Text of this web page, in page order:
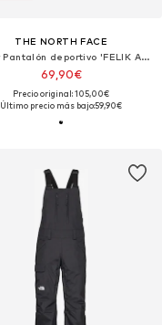
THE NORTH FACE
Skinny Pantalón deportivo 'FELIK ALPINE'
69,90€
Precio original: 105,00€
Último precio más bajo:59,90€